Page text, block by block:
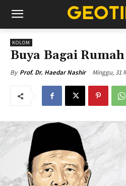
KOLOM
Buya Bagai
By Prof. Dr. Haedar Nashir Minggu, 31